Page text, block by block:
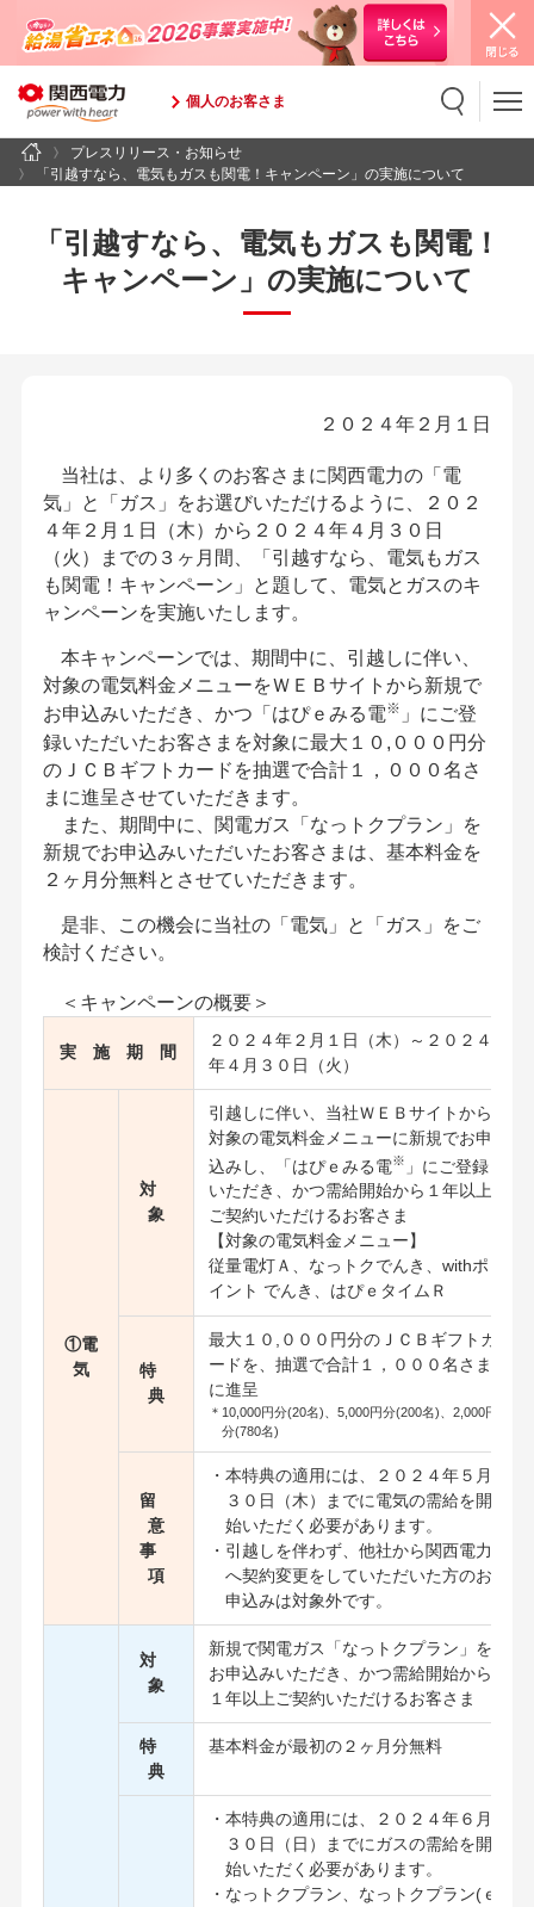
個人のお客さま
検索キーワード入力
プレスリリース・お知らせ
「引越すなら、電気もガスも関電！キャンペーン」の実施について
「引越すなら、電気もガスも関電！
キャンペーン」 の実施について
２０２４年２月１日
当社は、より多くのお客さまに関西電力の「電
気」と「ガス」をお選びいただけるように、２０２
４年２月１日（木）から２０２４年４月３０日
（火）までの３ヶ月間、「引越すなら、電気もガス
も関電！キャンペーン」と題して、電気とガスのキ
ャンペーンを実施いたします。
本キャンペーンでは、期間中に、引越しに伴い、
対象の電気料金メニューをＷＥＢサイトから新規で
お申込みいただき、かつ「はぴｅみる電※ 」にご登
録いただいたお客さまを対象に最大１０,０００円分
のＪＣＢギフトカードを抽選で合計１，０００名さ
まに進呈させていただきます。
また、期間中に、関電ガス「なっトクプラン」を
新規でお申込みいただいたお客さまは、基本料金を
２ヶ月分無料とさせていただきます。
是非、この機会に当社の「電気」と「ガス」をご
検討ください。
＜キャンペーンの概要＞
実 施 期 間
２０２４年２月１日（木）～２０２４
年４月３０日（火）
①電
気
対
象
引越しに伴い、当社ＷＥＢサイトから
対象の電気料金メニューに新規でお申
込みし、「はぴｅみる電※ 」にご登録
いただき、かつ需給開始から１年以上
ご契約いただけるお客さま
【対象の電気料金メニュー】
従量電灯Ａ、なっトクでんき、withポ
イント でんき、はぴｅタイムＲ
特
典
最大１０,０００円分のＪＣＢギフトカ
ードを、抽選で合計１，０００名さま
に進呈
＊10,000円分(20名)、5,000円分(200名)、2,000円
分(780名)
留
意
事
項
・本特典の適用には、２０２４年５月
３０日（木）までに電気の需給を開
始いただく必要があります。
・引越しを伴わず、他社から関西電力
へ契約変更をしていただいた方のお
申込みは対象外です。
対
象
新規で関電ガス「なっトクプラン」を
お申込みいただき、かつ需給開始から
１年以上ご契約いただけるお客さま
特
典
基本料金が最初の２ヶ月分無料
・本特典の適用には、２０２４年６月
３０日（日）までにガスの需給を開
始いただく必要があります。
・なっトクプラン、なっトクプラン(ｅ